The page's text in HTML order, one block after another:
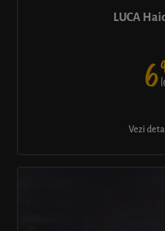
LUCA
6
Vezi